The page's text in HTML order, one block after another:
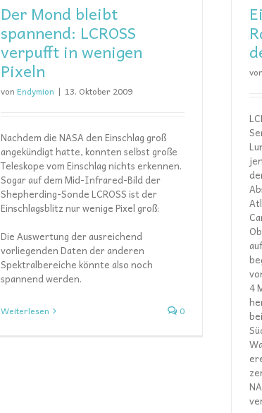
Der Mond bleibt
spannend: LCROSS
verpufft in wenigen
Pixeln
von Endymion | 13. Oktober 2009
Nachdem die NASA den Einschlag groß
angekündigt hatte, konnten selbst große
Teleskope vom Einschlag nichts erkennen.
Sogar auf dem Mid-Infrared-Bild der
Shepherding-Sonde LCROSS ist der
Einschlagsblitz nur wenige Pixel groß:
Die Auswertung der ausreichend
vorliegenden Daten der anderen
Spektralbereiche könnte also noch
spannend werden.
Weiterlesen 0
von
4